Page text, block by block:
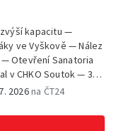
kapacitu —
ve Vyškově — Nález
Otevření Sanatoria
v CHKO Soutok — 33.
sympozia
2026na ČT24